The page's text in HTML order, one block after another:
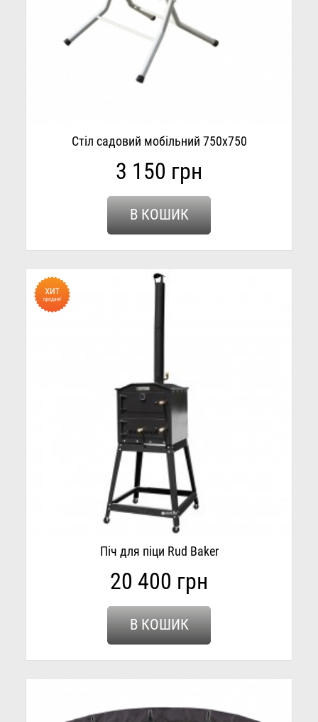
Стіл садовий мобільний 750х750
3 150 грн
В КОШИК
Піч для піци Rud Baker
20 400 грн
В КОШИК